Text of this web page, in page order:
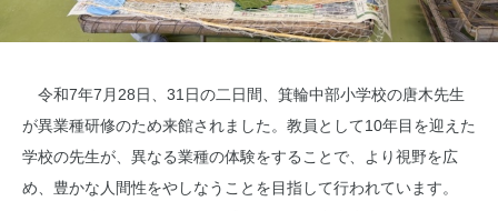
令和7年7月28日、31日の二日間、箕輪中部小学校の唐木先生
が異業種研修のため来館されました。教員として10年目を迎えた
学校の先生が、異なる業種の体験をすることで、より視野を広
め、豊かな人間性をやしなうことを目指して行われています。